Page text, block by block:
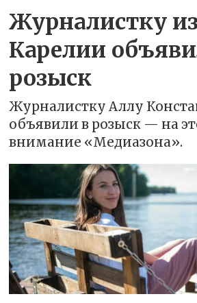
Журналистку из
Карелии
розыск
Журналистку Аллу
объявили в розыск — на
внимание «Медиазона».